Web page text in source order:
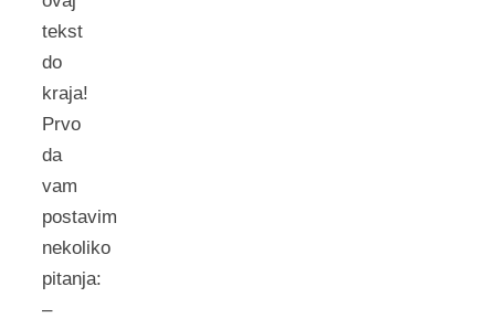
tekst
do
kraja!
Prvo
da
vam
postavim
nekoliko
pitanja:
–